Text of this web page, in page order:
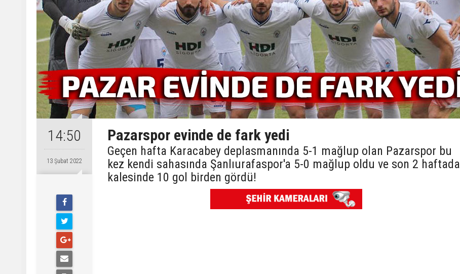
14:50
13 Şubat 2022
Pazarspor evinde de fark yedi
Geçen hafta Karacabey deplasmanında 5-1 mağlup olan Pazarspor bu
kez kendi sahasında Şanlıurafaspor'a 5-0 mağlup oldu ve son 2 haftada
kalesinde 10 gol birden gördü!